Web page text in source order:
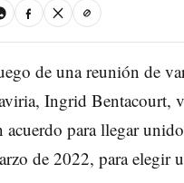
de una reunión de
Ingrid Bentacourt,
acuerdo para llegar
de 2022, para elegir